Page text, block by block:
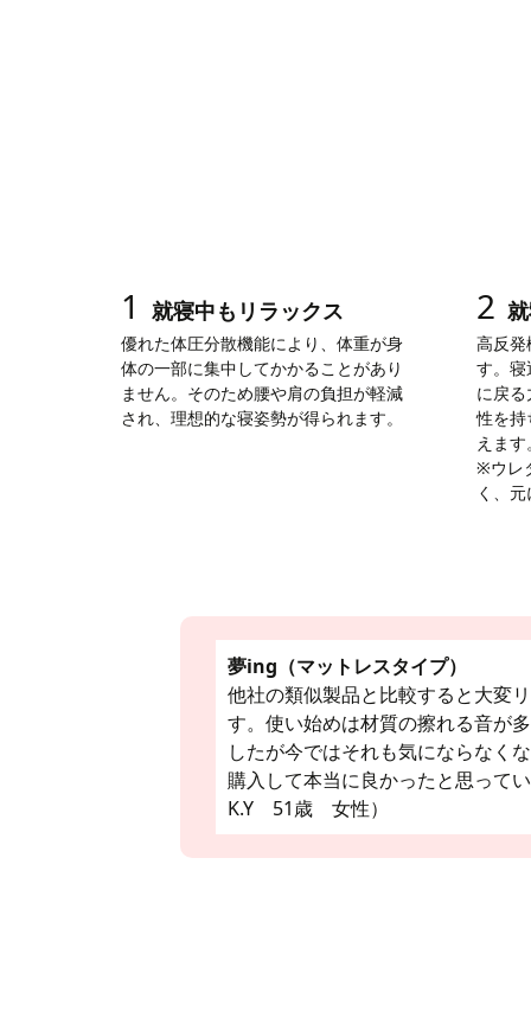
1 就寝中もリラックス
優れた体圧分散機能により、体重が身
体の一部に集中してかかることがあり
ません。そのため腰や肩の負担が軽減
され、理想的な寝姿勢が得られます。
2
高反発
す。寝
に戻
性を持
えます
※ウレ
く、
夢ing（マットレスタイプ）
他社の類似製品と比較すると大変
す。使い始めは材質の擦れる音が
したが今ではそれも気にならなく
購入して本当に良かったと思っ
K.Y 51歳 女性）